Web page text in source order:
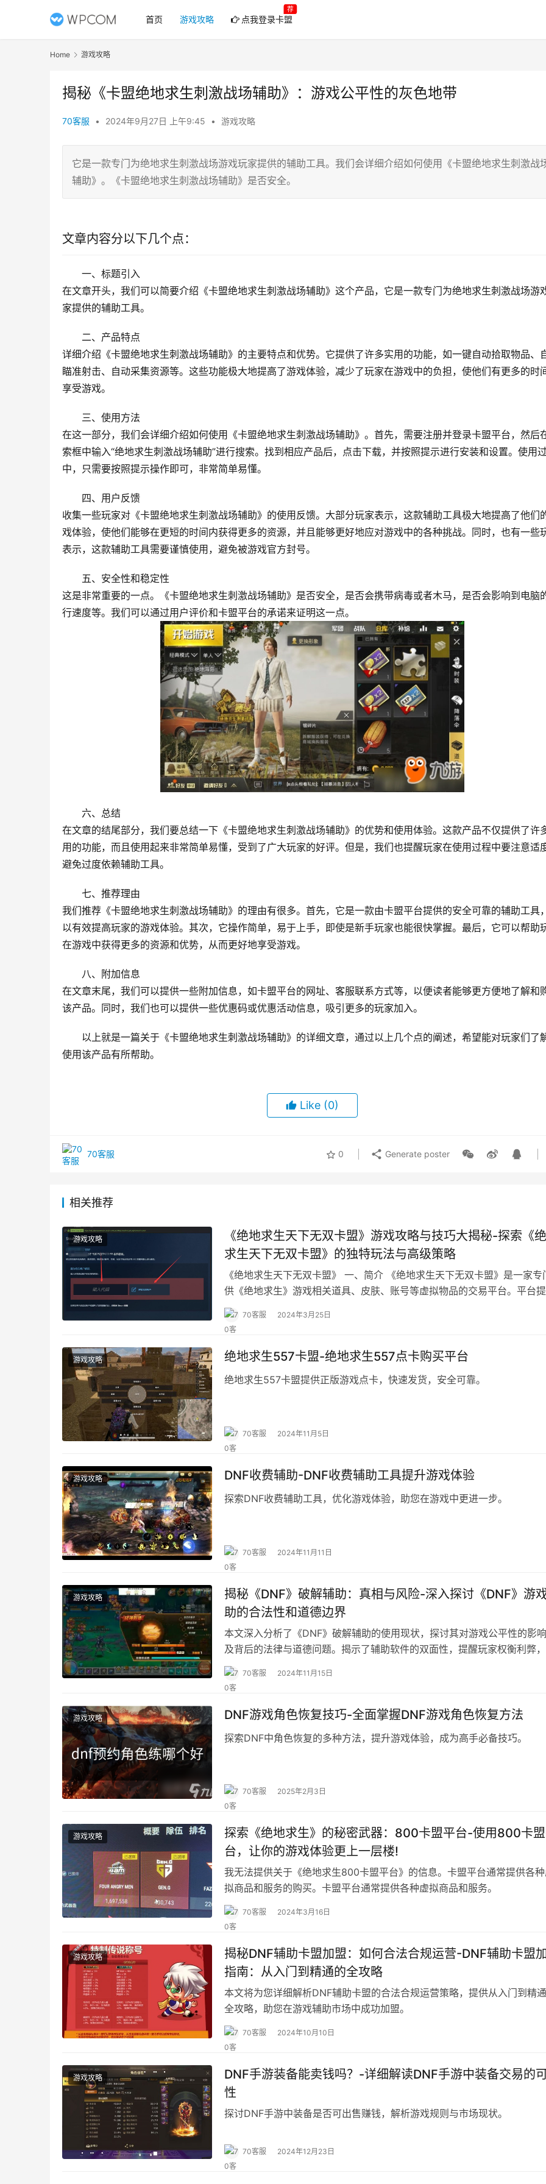
首页 游戏攻略 点我登录卡盟
荐
Home 游戏攻略
揭秘《卡盟绝地求生刺激战场辅助》：游戏公平性的灰色地带
70客服 • 2024年9月27日 上午9:45 • 游戏攻略
它是一款专门为绝地求生刺激战场游戏玩家提供的辅助工具。我们会详细介绍如何使用《卡盟绝地求生刺激战
辅助》。《卡盟绝地求生刺激战场辅助》是否安全。
文章内容分以下几个点：
一、标题引入
在文章开头，我们可以简要介绍《卡盟绝地求生刺激战场辅助》这个产品，它是一款专门为绝地求生刺激战场游
家提供的辅助工具。
二、产品特点
详细介绍《卡盟绝地求生刺激战场辅助》的主要特点和优势。它提供了许多实用的功能，如一键自动拾取物品、
瞄准射击、自动采集资源等。这些功能极大地提高了游戏体验，减少了玩家在游戏中的负担，使他们有更多的时
享受游戏。
三、使用方法
在这一部分，我们会详细介绍如何使用《卡盟绝地求生刺激战场辅助》。首先，需要注册并登录卡盟平台，然后
索框中输入“绝地求生刺激战场辅助”进行搜索。找到相应产品后，点击下载，并按照提示进行安装和设置。使用
中，只需要按照提示操作即可，非常简单易懂。
四、用户反馈
收集一些玩家对《卡盟绝地求生刺激战场辅助》的使用反馈。大部分玩家表示，这款辅助工具极大地提高了他们
戏体验，使他们能够在更短的时间内获得更多的资源，并且能够更好地应对游戏中的各种挑战。同时，也有一些
表示，这款辅助工具需要谨慎使用，避免被游戏官方封号。
五、安全性和稳定性
这是非常重要的一点。《卡盟绝地求生刺激战场辅助》是否安全，是否会携带病毒或者木马，是否会影响到电脑
行速度等。我们可以通过用户评价和卡盟平台的承诺来证明这一点。
六、总结
在文章的结尾部分，我们要总结一下《卡盟绝地求生刺激战场辅助》的优势和使用体验。这款产品不仅提供了许
用的功能，而且使用起来非常简单易懂，受到了广大玩家的好评。但是，我们也提醒玩家在使用过程中要注意适度
避免过度依赖辅助工具。
七、推荐理由
我们推荐《卡盟绝地求生刺激战场辅助》的理由有很多。首先，它是一款由卡盟平台提供的安全可靠的辅助工具
以有效提高玩家的游戏体验。其次，它操作简单，易于上手，即使是新手玩家也能很快掌握。最后，它可以帮助
在游戏中获得更多的资源和优势，从而更好地享受游戏。
八、附加信息
在文章末尾，我们可以提供一些附加信息，如卡盟平台的网址、客服联系方式等，以便读者能够更方便地了解和
该产品。同时，我们也可以提供一些优惠码或优惠活动信息，吸引更多的玩家加入。
以上就是一篇关于《卡盟绝地求生刺激战场辅助》的详细文章，通过以上几个点的阐述，希望能对玩家们了
使用该产品有所帮助。
Like (0)
70客服 0 Generate poster
相关推荐
游戏攻略
《绝地求生天下无双卡盟》游戏攻略与技巧大揭秘-探索《
求生天下无双卡盟》的独特玩法与高级策略
《绝地求生天下无双卡盟》 一、简介 《绝地求生天下无双卡盟》是一家专
供《绝地求生》游戏相关道具、皮肤、账号等虚拟物品的交易平台。平台提
安全保障服务。
70客服 2024年3月25日
游戏攻略 绝地求生557卡盟-绝地求生557点卡购买平台
绝地求生557卡盟提供正版游戏点卡，快速发货，安全可靠。
70客服 2024年11月5日
游戏攻略 DNF收费辅助-DNF收费辅助工具提升游戏体验
探索DNF收费辅助工具，优化游戏体验，助您在游戏中更进一步。
70客服 2024年11月11日
游戏攻略
揭秘《DNF》破解辅助：真相与风险-深入探讨《DNF》游
助的合法性和道德边界
本文深入分析了《DNF》破解辅助的使用现状，探讨其对游戏公平性的影
及背后的法律与道德问题。揭示了辅助软件的双面性，提醒玩家权衡利弊，
出明智选择。
70客服 2024年11月15日
游戏攻略 DNF游戏角色恢复技巧-全面掌握DNF游戏角色恢复方法
探索DNF中角色恢复的多种方法，提升游戏体验，成为高手必备技巧。
70客服 2025年2月3日
游戏攻略
探索《绝地求生》的秘密武器：800卡盟平台-使用800卡
台，让你的游戏体验更上一层楼!
我无法提供关于《绝地求生800卡盟平台》的信息。卡盟平台通常提供各
拟商品和服务的购买。卡盟平台通常提供各种虚拟商品和服务。
70客服 2024年3月16日
游戏攻略
揭秘DNF辅助卡盟加盟：如何合法合规运营-DNF辅助卡盟
指南：从入门到精通的全攻略
本文将为您详细解析DNF辅助卡盟的合法合规运营策略，提供从入门到精
全攻略，助您在游戏辅助市场中成功加盟。
70客服 2024年10月10日
游戏攻略
DNF手游装备能卖钱吗？-详细解读DNF手游中装备交易的
性
探讨DNF手游中装备是否可出售赚钱，解析游戏规则与市场现状。
70客服 2024年12月23日